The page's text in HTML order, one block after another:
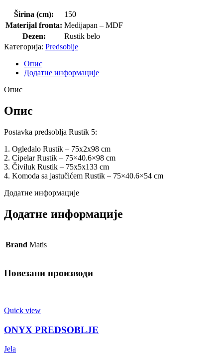
Širina (cm):
150
Materijal fronta: Medijapan – MDF
Dezen:
Rustik belo
Категорија: Predsoblje
Опис
Додатне информације
Опис
Опис
Postavka predsoblja Rustik 5:
1. Ogledalo Rustik – 75x2x98 cm
2. Cipelar Rustik – 75×40.6×98 cm
3. Čiviluk Rustik – 75x5x133 cm
4. Komoda sa jastučićem Rustik – 75×40.6×54 cm
Додатне информације
Додатне информације
Brand Matis
Повезани производи
Quick view
ONYX PREDSOBLJE
Jela